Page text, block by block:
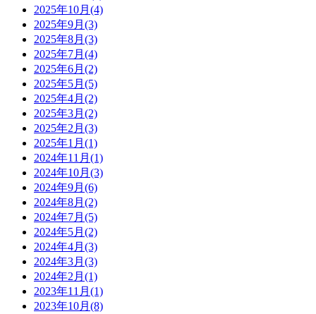
2025年10月(4)
2025年9月(3)
2025年8月(3)
2025年7月(4)
2025年6月(2)
2025年5月(5)
2025年4月(2)
2025年3月(2)
2025年2月(3)
2025年1月(1)
2024年11月(1)
2024年10月(3)
2024年9月(6)
2024年8月(2)
2024年7月(5)
2024年5月(2)
2024年4月(3)
2024年3月(3)
2024年2月(1)
2023年11月(1)
2023年10月(8)